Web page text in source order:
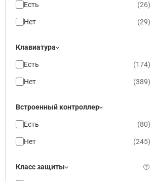
Есть (26)
Нет (29)
Клавиатура
Есть (174)
Нет (389)
Встроенный контроллер
Есть (80)
Нет (245)
Класс защиты